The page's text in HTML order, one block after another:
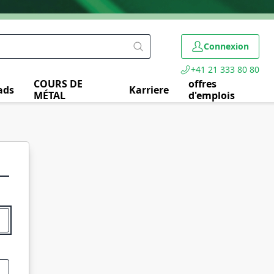
Connexion
+41 21 333 80 80
COURS DE
MÉTAL
Karriere
offres
d'emplois